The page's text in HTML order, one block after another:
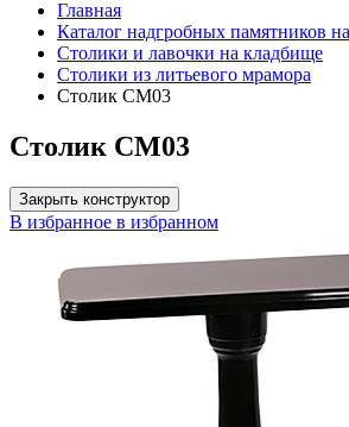
Главная
Каталог надгробных памятников
Столики и лавочки на кладбище
Столики из литьевого мрамора
Столик СМ03
Столик СМ03
Закрыть конструктор
В избранное в избранном